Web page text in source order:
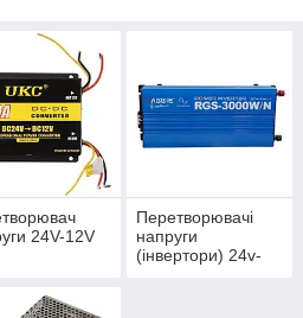
Також різні блоки живлення
24V-12V
Перетворювачі
напруги
(інвертори) 24v-